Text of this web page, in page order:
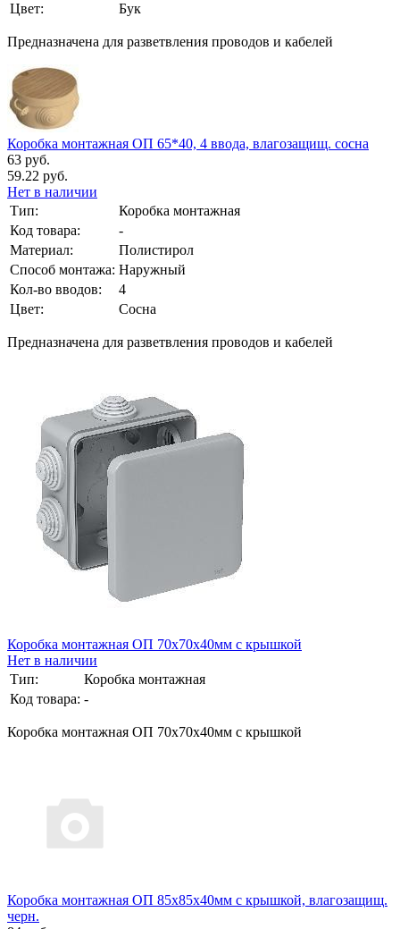
Цвет:
Бук
Предназначена для разветвления проводов и кабелей
Коробка монтажная ОП 65*40, 4 ввода, влагозащищ. сосна
63 руб.
59.22 руб.
Нет в наличии
Тип:
Коробка монтажная
Код товара:
-
Материал:
Полистирол
Способ монтажа: Наружный
Кол-во вводов:
4
Цвет:
Сосна
Предназначена для разветвления проводов и кабелей
Коробка монтажная ОП 70х70х40мм с крышкой
Нет в наличии
Тип:
Коробка монтажная
Код товара: -
Коробка монтажная ОП 70х70х40мм с крышкой
Коробка монтажная ОП 85х85х40мм с крышкой, влагозащищ.
черн.